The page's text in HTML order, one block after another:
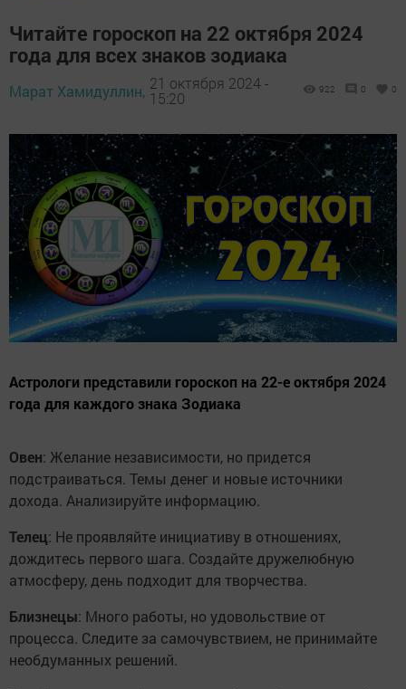
Читайте гороскоп на 22 октября 2024
года для всех знаков зодиака
Марат Хамидуллин, 21 октября 2024 -
15:20
922 0 0
Астрологи представили гороскоп на 22-е октября 2024
года для каждого знака Зодиака
Овен: Желание независимости, но придется
подстраиваться. Темы денег и новые источники
дохода. Анализируйте информацию.
Телец: Не проявляйте инициативу в отношениях,
дождитесь первого шага. Создайте дружелюбную
атмосферу, день подходит для творчества.
Близнецы: Много работы, но удовольствие от
процесса. Следите за самочувствием, не принимайте
необдуманных решений.